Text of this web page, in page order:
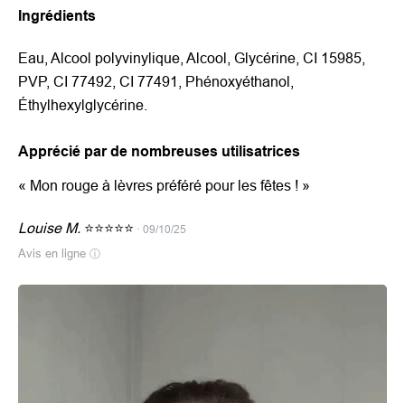
Ingrédients
Eau, Alcool polyvinylique, Alcool, Glycérine, CI 15985,
PVP, CI 77492, CI 77491, Phénoxyéthanol,
Éthylhexylglycérine.
Apprécié par de nombreuses utilisatrices
« Mon rouge à lèvres préféré pour les fêtes ! »
Louise M. ⭐⭐⭐⭐⭐ · 09/10/25
Avis en ligne ⓘ